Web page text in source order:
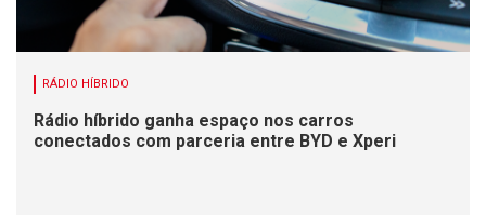
RÁDIO HÍBRIDO
Rádio híbrido ganha espaço nos carros
conectados com parceria entre BYD e Xperi